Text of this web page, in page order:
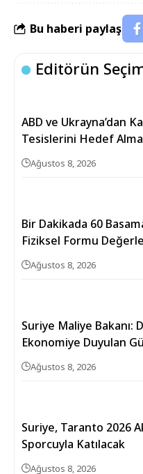
Bu haberi paylaş
Editörün
ABD ve Ukrayna’dan
Tesislerini Hedef
Ağustos 8, 2026
Bir Dakikada 60
Fiziksel Formu
Ağustos 8, 2026
Suriye Maliye Bakanı:
Ekonomiye Duyulan
Ağustos 8, 2026
Suriye, Taranto 2026
Sporcuyla Katılacak
Ağustos 8, 2026